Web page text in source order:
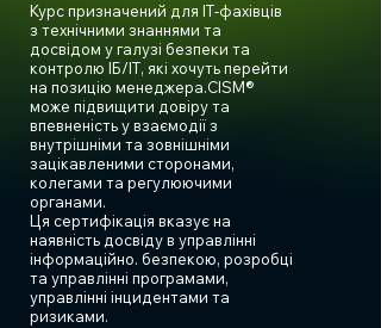
Курс призначений для ІТ-фахівців
з технічними знаннями та
досвідом у галузі безпеки та
контролю ІБ/ІТ, які хочуть перейти
на позицію менеджера.CISM®
може підвищити довіру та
впевненість у взаємодії з
внутрішніми та зовнішніми
зацікавленими сторонами,
колегами та регулюючими
органами.
Ця сертифікація вказує на
наявність досвіду в управлінні
інформаційно. безпекою, розробці
та управлінні програмами,
управлінні інцидентами та
ризиками.